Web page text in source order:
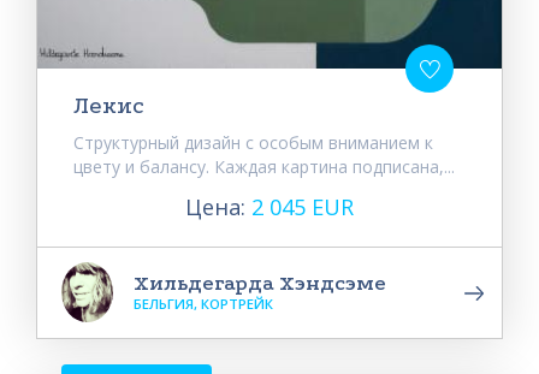
Лекис
Структурный дизайн с особым вниманием к
цвету и балансу. Каждая картина подписана,...
Цена: 2 045 EUR
Хильдегарда Хэндсэме
БЕЛЬГИЯ, КОРТРЕЙК